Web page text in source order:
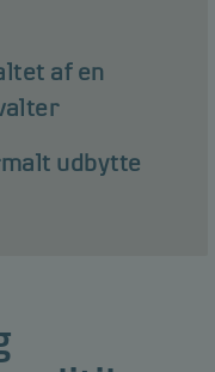
af en
udbytte